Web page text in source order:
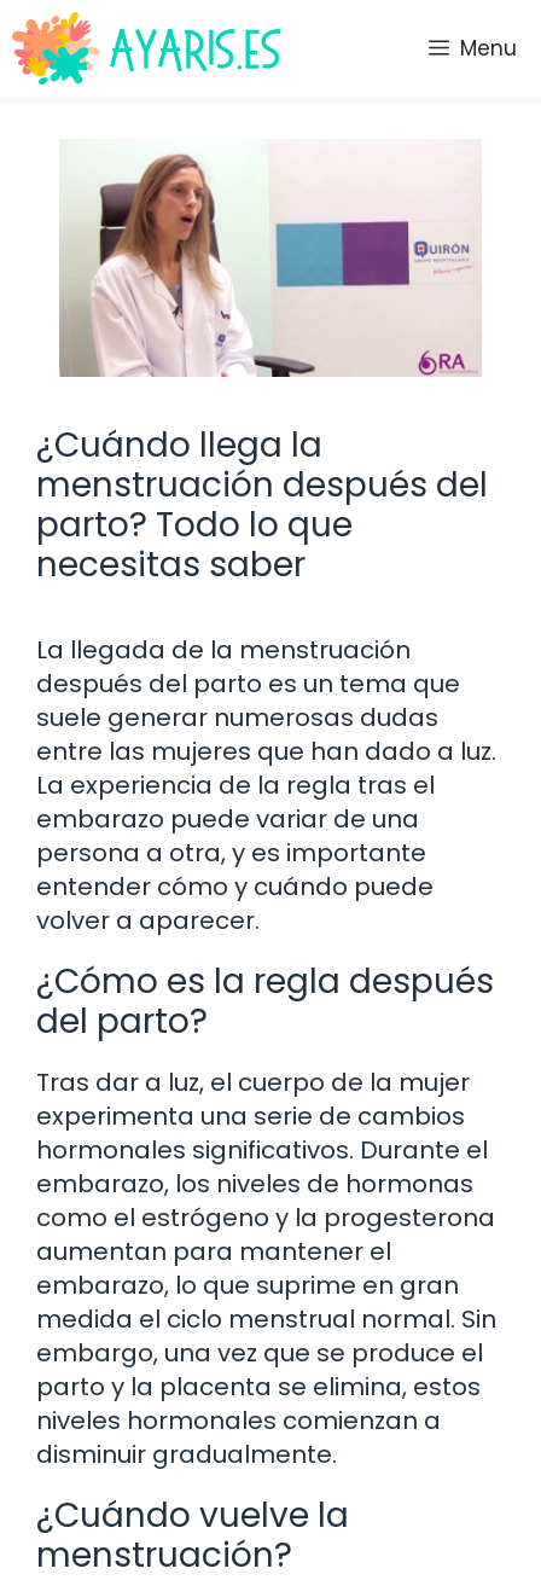
Saltar
al
contenido
Menu
¿Cuándo llega la
menstruación después del
parto? Todo lo que
necesitas saber
La llegada de la menstruación
después del parto es un tema que
suele generar numerosas dudas
entre las mujeres que han dado a luz.
La experiencia de la regla tras el
embarazo puede variar de una
persona a otra, y es importante
entender cómo y cuándo puede
volver a aparecer.
¿Cómo es la regla después
del parto?
Tras dar a luz, el cuerpo de la mujer
experimenta una serie de cambios
hormonales significativos. Durante el
embarazo, los niveles de hormonas
como el estrógeno y la progesterona
aumentan para mantener el
embarazo, lo que suprime en gran
medida el ciclo menstrual normal. Sin
embargo, una vez que se produce el
parto y la placenta se elimina, estos
niveles hormonales comienzan a
disminuir gradualmente.
¿Cuándo vuelve la
menstruación?